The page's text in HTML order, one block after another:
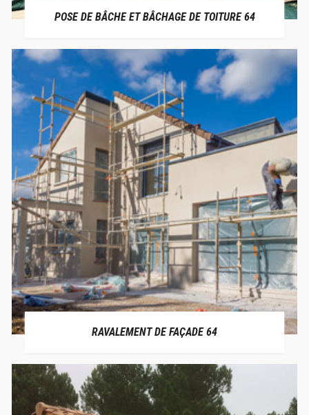
POSE DE BÂCHE ET BÂCHAGE DE TOITURE 64
RAVALEMENT DE FAÇADE 64